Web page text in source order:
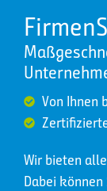
Von Ihnen
Wir bieten
Dabei